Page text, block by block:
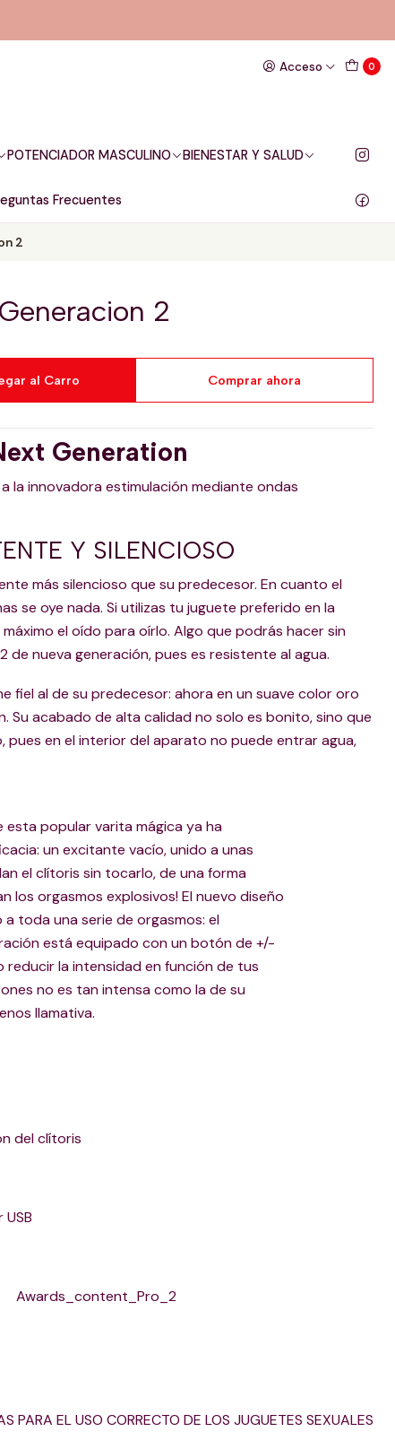
Acceso 0
POTENCIADOR MASCULINO BIENESTAR Y SALUD
Frecuentes
2
2
al Carro Comprar ahora
Generation
la innovadora estimulación mediante ondas
Y SILENCIOSO
más silencioso que su predecesor. En cuanto el
se oye nada. Si utilizas tu juguete preferido en la
el oído para oírlo. Algo que podrás hacer sin
de nueva generación, pues es resistente al agua.
fiel al de su predecesor: ahora en un suave color oro
Su acabado de alta calidad no solo es bonito, sino que
pues en el interior del aparato no puede entrar agua,
popular varita mágica ya ha
un excitante vacío, unido a unas
el clítoris sin tocarlo, de una forma
los orgasmos explosivos! El nuevo diseño
toda una serie de orgasmos: el
está equipado con un botón de +/-
reducir la intensidad en función de tus
no es tan intensa como la de su
llamativa.
del clítoris
PARA EL USO CORRECTO DE LOS JUGUETES SEXUALES